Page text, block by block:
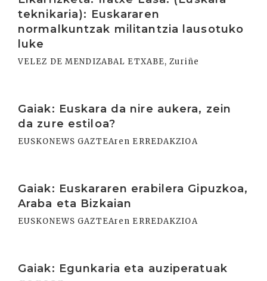
teknikaria): Euskararen
normalkuntzak militantzia lausotuko
luke
VELEZ DE MENDIZABAL ETXABE, Zuriñe
Gaiak: Euskara da nire aukera, zein
da zure estiloa?
EUSKONEWS GAZTEAren ERREDAKZIOA
Gaiak: Euskararen erabilera Gipuzkoa,
Araba eta Bizkaian
EUSKONEWS GAZTEAren ERREDAKZIOA
Gaiak: Egunkaria eta auziperatuak